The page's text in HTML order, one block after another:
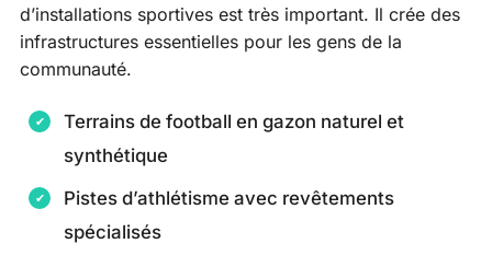
d’installations sportives est très important. Il crée des
infrastructures essentielles pour les gens de la
communauté.
Terrains de football en gazon naturel et
synthétique
Pistes d’athlétisme avec revêtements
spécialisés